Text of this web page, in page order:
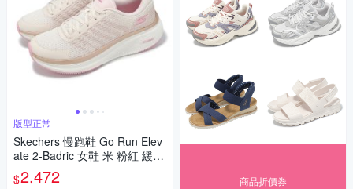
版型正常
Skechers 慢跑鞋 Go Run Elev
ate 2-Badric 女鞋 米 粉紅 緩衝
運動鞋 129008NTPK
$2,472 商品折價券